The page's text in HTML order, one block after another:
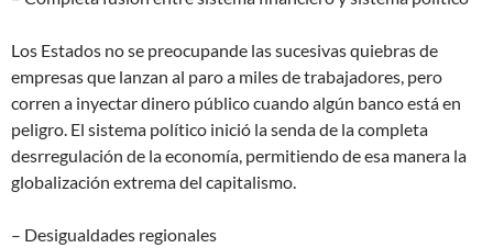
Los Estados no se preocupande las sucesivas quiebras de
empresas que lanzan al paro a miles de trabajadores, pero
corren a inyectar dinero público cuando algún banco está en
peligro. El sistema político inició la senda de la completa
desrregulación de la economía, permitiendo de esa manera la
globalización extrema del capitalismo.
– Desigualdades regionales